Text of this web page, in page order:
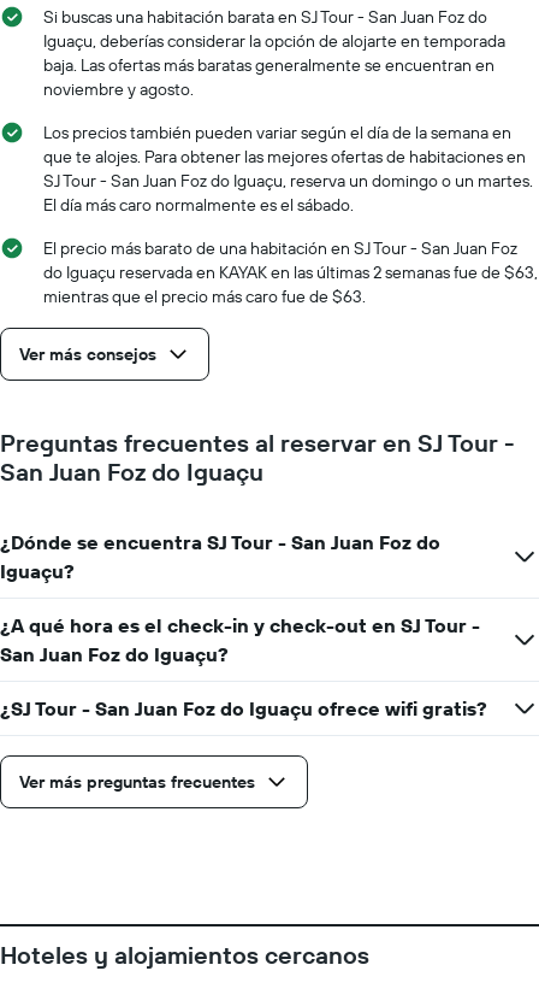
que
indica
precio
promedio
una
habitación
fecha
de
estadía
gráfico
muestra
eje
que
indica
de
días
que
la
estadía
muestra
1
eje
que
indica
el
precio
una
habitación
Si buscas una habitación barata en SJ Tour - San Juan Foz do
Iguaçu, deberías considerar la opción de alojarte en temporada
baja. Las ofertas más baratas generalmente se encuentran en
noviembre y agosto.
Los precios también pueden variar según el día de la semana en
que te alojes. Para obtener las mejores ofertas de habitaciones en
SJ Tour - San Juan Foz do Iguaçu, reserva un domingo o un martes.
El día más caro normalmente es el sábado.
El precio más barato de una habitación en SJ Tour - San Juan Foz
do Iguaçu reservada en KAYAK en las últimas 2 semanas fue de $63,
mientras que el precio más caro fue de $63.
Ver más consejos
Preguntas frecuentes al reservar en SJ Tour -
San Juan Foz do Iguaçu
¿Dónde se encuentra SJ Tour - San Juan Foz do
Iguaçu?
¿A qué hora es el check-in y check-out en SJ Tour -
San Juan Foz do Iguaçu?
¿SJ Tour - San Juan Foz do Iguaçu ofrece wifi gratis?
Ver más preguntas frecuentes
Hoteles y alojamientos cercanos